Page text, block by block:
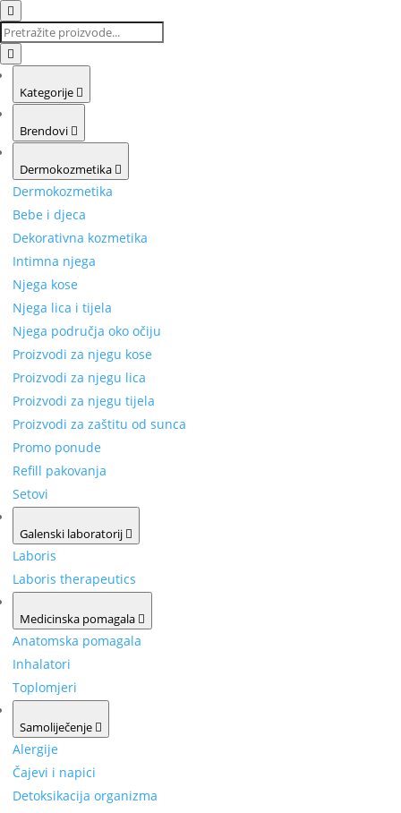
Kategorije
Brendovi
Dermokozmetika
Dermokozmetika
Bebe i djeca
Dekorativna kozmetika
Intimna njega
Njega kose
Njega lica i tijela
Njega područja oko očiju
Proizvodi za njegu kose
Proizvodi za njegu lica
Proizvodi za njegu tijela
Proizvodi za zaštitu od sunca
Promo ponude
Refill pakovanja
Setovi
Galenski laboratorij
Laboris
Laboris therapeutics
Medicinska pomagala
Anatomska pomagala
Inhalatori
Toplomjeri
Samoliječenje
Alergije
Čajevi i napici
Detoksikacija organizma